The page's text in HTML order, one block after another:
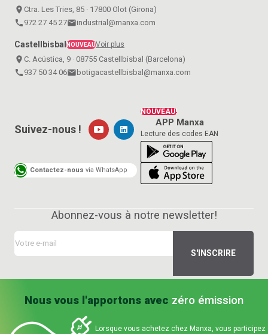
place Ctra. Les Tries, 85 · 17800 Olot (Girona)
call 972 27 45 27emailindustrial@manxa.com
Castellbisbal NOUVEAUVoir plus
place C. Acústica, 9 · 08755 Castellbisbal (Barcelona)
call 937 50 34 06email botigacastellbisbal@manxa.com
NOUVEAU!
APP Manxa
Lecture des codes EAN
Suivez-nous !
Contactez-nous via WhatsApp
Abonnez-vous à notre newsletter!
Nous vous l'apportons avec zéro émission
Lorsque vous achetez chez Manxa, vous participez